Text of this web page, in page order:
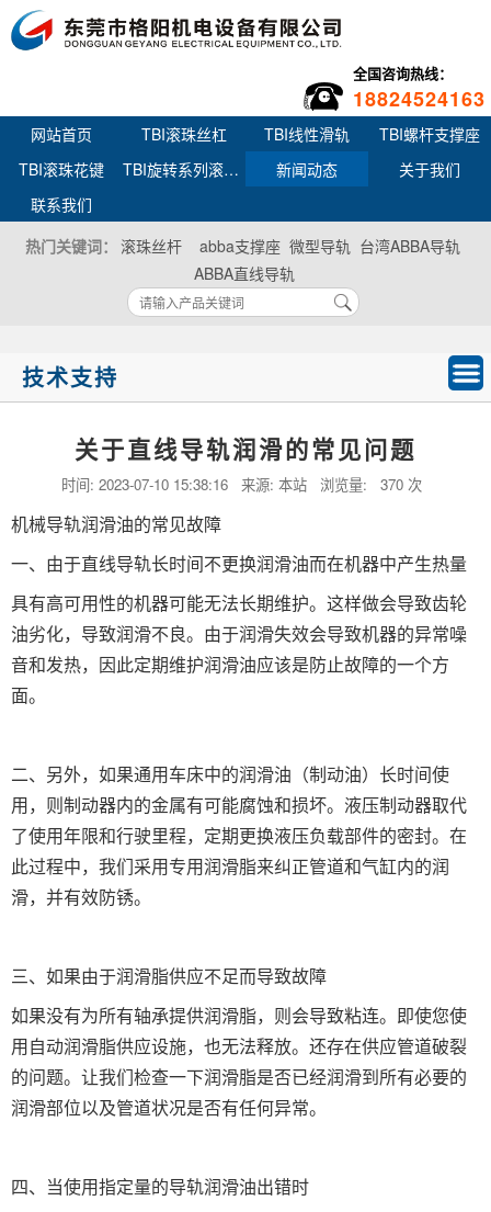
全国咨询热线：
18824524163
网站首页 TBI滚珠丝杠 TBI线性滑轨
TBI螺杆支撑座
TBI滚珠花键
TBI旋转系列滚珠丝杆花键 新闻动态
关于我们
联系我们
热门关键词： 滚珠丝杆 abba支撑座 微型导轨 台湾ABBA导轨
ABBA直线导轨
技术支持
关于直线导轨润滑的常见问题
时间: 2023-07-10 15:38:16来源: 本站 浏览量: 370 次
机械导轨润滑油的常见故障
一、由于直线导轨长时间不更换润滑油而在机器中产生热量
具有高可用性的机器可能无法长期维护。这样做会导致齿轮
油劣化，导致润滑不良。由于润滑失效会导致机器的异常噪
音和发热，因此定期维护润滑油应该是防止故障的一个方
面。
二、另外，如果通用车床中的润滑油（制动油）长时间使
用，则制动器内的金属有可能腐蚀和损坏。液压制动器取代
了使用年限和行驶里程，定期更换液压负载部件的密封。在
此过程中，我们采用专用润滑脂来纠正管道和气缸内的润
滑，并有效防锈。
三、如果由于润滑脂供应不足而导致故障
如果没有为所有轴承提供润滑脂，则会导致粘连。即使您使
用自动润滑脂供应设施，也无法释放。还存在供应管道破裂
的问题。让我们检查一下润滑脂是否已经润滑到所有必要的
润滑部位以及管道状况是否有任何异常。
四、当使用指定量的导轨润滑油出错时